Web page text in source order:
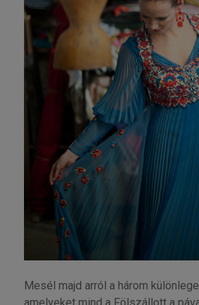
Mesél majd arról a három